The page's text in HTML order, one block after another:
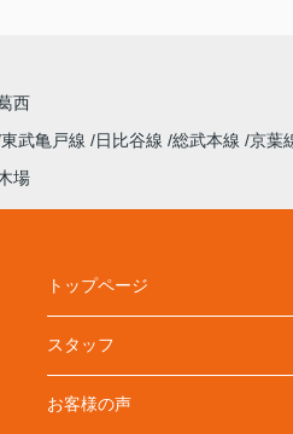
西
東武亀戸線 日比谷線 総武本線 京葉
場
トップページ
スタッフ
お客様の声